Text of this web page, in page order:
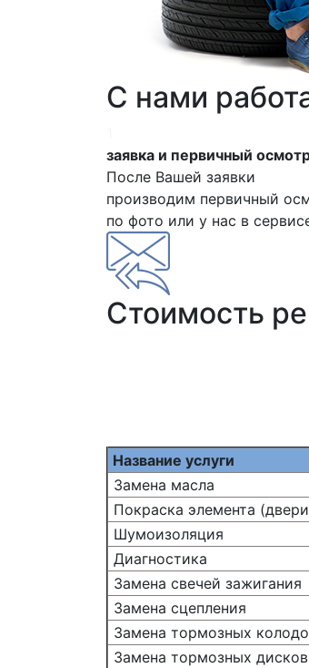
С нами
заявка и первичный
После Вашей заявки
производим первичный
по фото или у нас в
Стоимость
Название услуги
Замена масла
Покраска элемента
Шумоизоляция
Диагностика
Замена свечей зажигания
Замена сцепления
Замена тормозных
Замена тормозных дисков